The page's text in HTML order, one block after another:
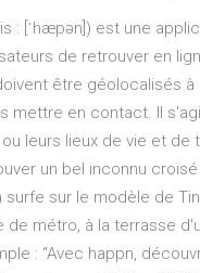
: [ˈhæpən]) est une
de retrouver en
être géolocalisés
mettre en contact. Il
leurs lieux de vie et de
un bel inconnu
sur le modèle de
de métro, à la terrasse
: “Avec happn,